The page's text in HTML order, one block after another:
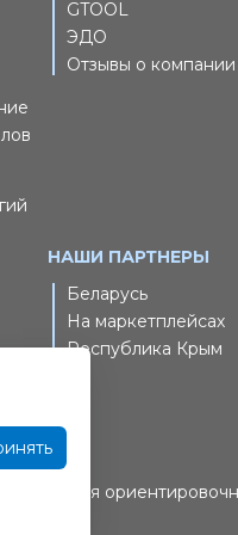
GTOOL
ЭДО
Отзывы о компании
НАШИ ПАРТНЕРЫ
Беларусь
На маркетплейсах
Республика Крым
являются